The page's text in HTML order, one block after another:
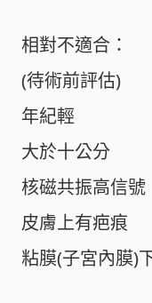
相對不適合：
(待術前評估)
年紀輕
大於十公分
核磁共振高信號
皮膚上有疤痕
粘膜(子宮內膜)